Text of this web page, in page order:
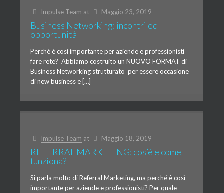
Impulse Team at Maggio 23, 2019
Business Networking: incontri ed
opportunità
Perchè è così importante per aziende e professionisti
fare rete? Abbiamo costruito un NUOVO FORMAT di
Business Networking strutturato per essere occasione
di new business e […]
Impulse Team at Maggio 18, 2019
REFERRAL MARKETING: cos’è e come
funziona?
Si parla molto di Referral Marketing, ma perché è così
importante per aziende e professionisti? Per quale